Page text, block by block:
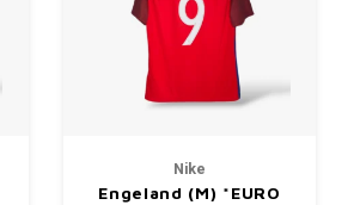
Nike
Engeland (M) *EURO